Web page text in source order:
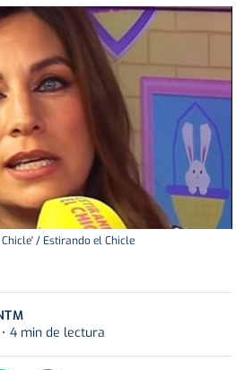
/ Estirando el Chicle
4 min de lectura